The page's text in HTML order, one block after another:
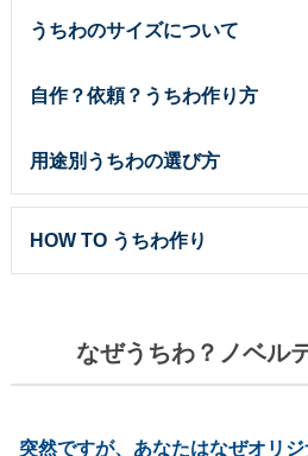
紙うちわ ハート型
紙うちわ ユニフォーム型
紙うちわ ネコ・イヌ型
ユニークうちわ
蓄光うちわ（Sサイズ）
うちわのサイズについて
自作？依頼？うちわ作り方
用途別うちわの選び方
HOW TO うちわ作り
なぜうちわ？ノベル
突然ですが、あなたはなぜオリ